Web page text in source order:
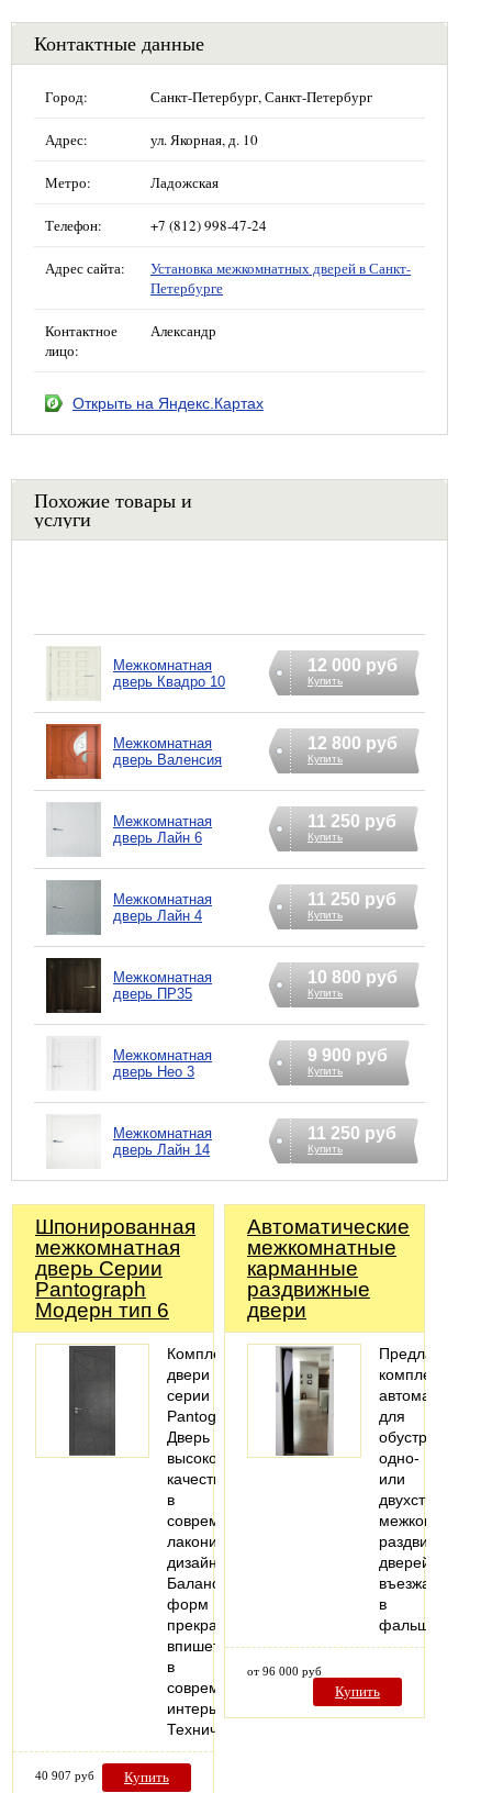
Контактные данные
Город: Санкт-Петербург, Санкт-Петербург
Адрес: ул. Якорная, д. 10
Метро: Ладожская
Телефон: +7 (812) 998-47-24
Адрес сайта:
Установка межкомнатных дверей в Санкт-
Петербурге
Контактное
лицо:
Александр
Открыть на Яндекс.Картах
Похожие товары и
услуги
Межкомнатная
дверь Квадро 10
12 000 руб
Купить
Межкомнатная
дверь Валенсия
12 800 руб
Купить
Межкомнатная
дверь Лайн 6
11 250 руб
Купить
Межкомнатная
дверь Лайн 4
11 250 руб
Купить
Межкомнатная
дверь ПР35
10 800 руб
Купить
Межкомнатная
дверь Нео 3
9 900 руб
Купить
Межкомнатная
дверь Лайн 14
11 250 руб
Купить
Шпонированная
межкомнатная
дверь Серии
Pantograph
Модерн тип 6
Комплект
двери
серии
Pantograph.
Дверь
высокого
качества
в
современном
лаконичном
дизайне.
Баланс
форм
прекрасно
впишется
в
современный
интерьер.
Технические…
40 907 руб Купить
Автоматические
межкомнатные
карманные
раздвижные
двери
Предлагаем
комплекты
автоматики
для
обустройства
одно-
или
двухстворчатых
межкомнатных
раздвижных
дверей,
въезжающих
в
фальшстену..
от 96 000 руб
Купить